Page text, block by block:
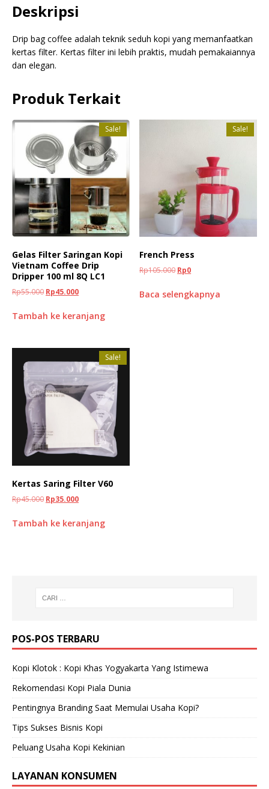
Deskripsi
Drip bag coffee adalah teknik seduh kopi yang memanfaatkan
kertas filter. Kertas filter ini lebih praktis, mudah pemakaiannya
dan elegan.
Produk Terkait
Sale!
Gelas Filter Saringan Kopi
Vietnam Coffee Drip
Dripper 100 ml 8Q LC1
Rp55.000 Rp45.000
Tambah ke keranjang
Sale!
French Press
Rp105.000 Rp0
Baca selengkapnya
Sale!
Kertas Saring Filter V60
Rp45.000 Rp35.000
Tambah ke keranjang
POS-POS TERBARU
Kopi Klotok : Kopi Khas Yogyakarta Yang Istimewa
Rekomendasi Kopi Piala Dunia
Pentingnya Branding Saat Memulai Usaha Kopi?
Tips Sukses Bisnis Kopi
Peluang Usaha Kopi Kekinian
LAYANAN KONSUMEN